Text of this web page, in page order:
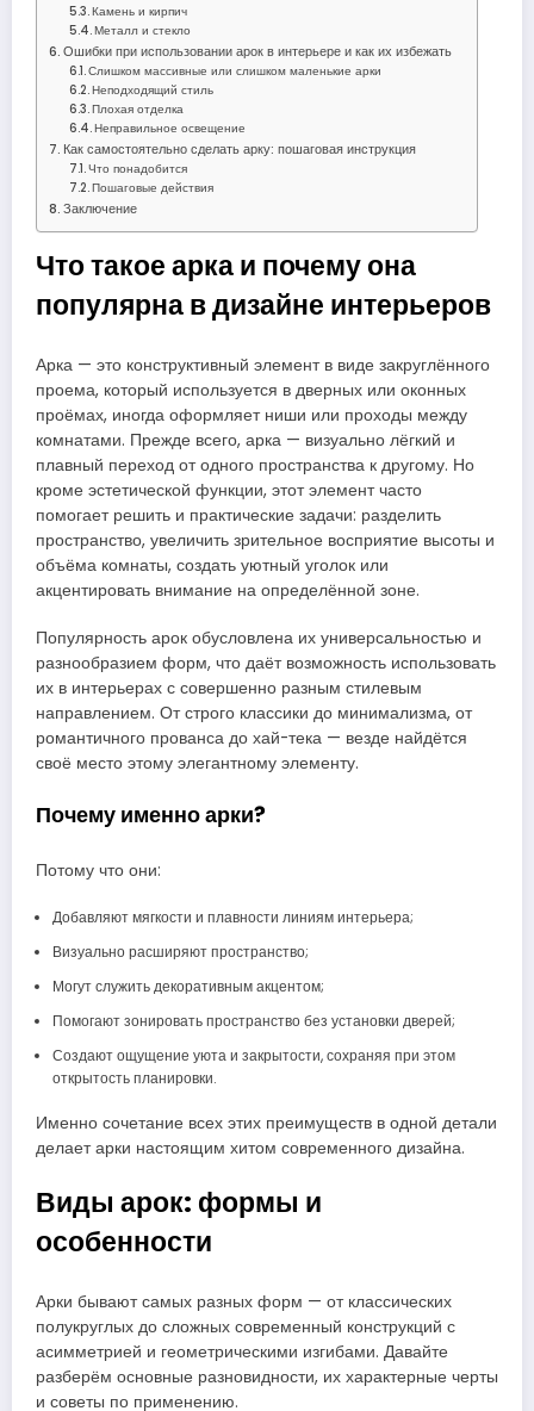
Камень и кирпич
Металл и стекло
Ошибки при использовании арок в интерьере и как их избежать
Слишком массивные или слишком маленькие арки
Неподходящий стиль
Плохая отделка
Неправильное освещение
Как самостоятельно сделать арку: пошаговая инструкция
Что понадобится
Пошаговые действия
Заключение
Что такое арка и почему она
популярна в дизайне интерьеров
Арка — это конструктивный элемент в виде закруглённого
проема, который используется в дверных или оконных
проёмах, иногда оформляет ниши или проходы между
комнатами. Прежде всего, арка — визуально лёгкий и
плавный переход от одного пространства к другому. Но
кроме эстетической функции, этот элемент часто
помогает решить и практические задачи: разделить
пространство, увеличить зрительное восприятие высоты и
объёма комнаты, создать уютный уголок или
акцентировать внимание на определённой зоне.
Популярность арок обусловлена их универсальностью и
разнообразием форм, что даёт возможность использовать
их в интерьерах с совершенно разным стилевым
направлением. От строго классики до минимализма, от
романтичного прованса до хай-тека — везде найдётся
своё место этому элегантному элементу.
Почему именно арки?
Потому что они:
Добавляют мягкости и плавности линиям интерьера;
Визуально расширяют пространство;
Могут служить декоративным акцентом;
Помогают зонировать пространство без установки дверей;
Создают ощущение уюта и закрытости, сохраняя при этом
открытость планировки.
Именно сочетание всех этих преимуществ в одной детали
делает арки настоящим хитом современного дизайна.
Виды арок: формы и
особенности
Арки бывают самых разных форм — от классических
полукруглых до сложных современный конструкций с
асимметрией и геометрическими изгибами. Давайте
разберём основные разновидности, их характерные черты
и советы по применению.